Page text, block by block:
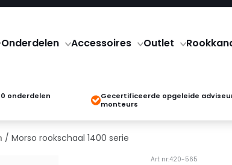
Onderdelen Accessoires Outlet
onderdelen
Gecertificeerde opgeleide
monteurs
/ Morso rookschaal 1400 serie
Art nr:420-565